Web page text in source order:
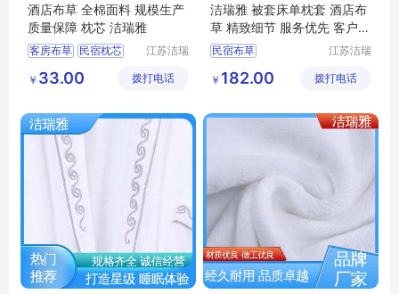
酒店布草 全棉面料 规模生产
质量保障 枕芯 洁瑞雅
客房布草 民宿枕芯
酒店布草 宾馆布草
江苏洁瑞
有限公司
￥ 33.00 拨打电话
洁瑞雅 被套床单枕套 酒店布
草 精致细节 服务优先 客户至
上
民宿布草
酒店布草
酒店床上用品
江苏洁瑞
有限公司
￥ 182.00 拨打电话